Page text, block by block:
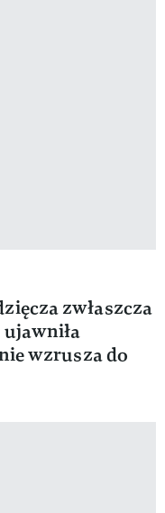
zwłaszcza
wzrusza do